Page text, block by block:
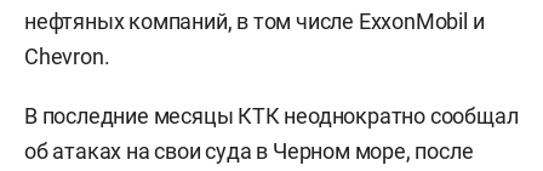
нефтяных компаний, в том числе ExxonMobil и
Chevron.
В последние месяцы КТК неоднократно сообщал
об атаках на свои суда в Черном море, после